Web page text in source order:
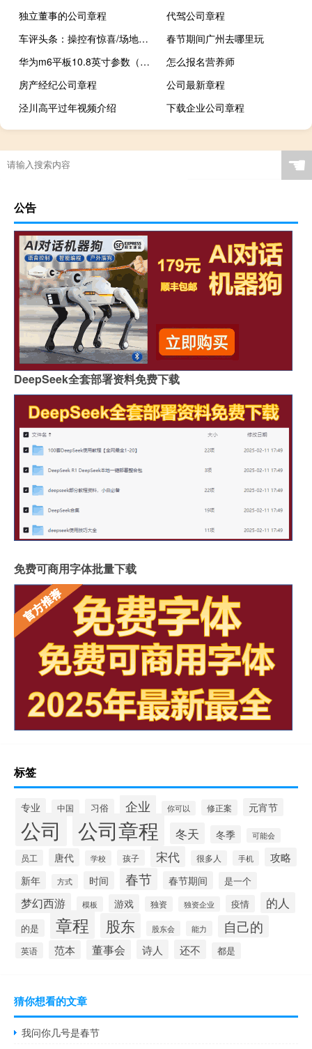
独立董事的公司章程
代驾公司章程
车评头条：操控有惊喜/场地试驾全新荣威i6 plus
春节期间广州去哪里玩
华为m6平板10.8英寸参数（华为m6）
怎么报名营养师
房产经纪公司章程
公司最新章程
泾川高平过年视频介绍
下载企业公司章程
☚
公告
DeepSeek全套部署资料免费下载
免费可商用字体批量下载
标签
专业 中国 习俗 企业 你可以 修正案 元宵节
公司 公司章程 冬天 冬季 可能会
员工 唐代 学校 孩子 宋代 很多人 手机 攻略
新年 方式 时间 春节 春节期间 是一个
梦幻西游 模板 游戏 独资 独资企业 疫情 的人
的是 章程 股东 股东会 能力 自己的
英语 范本 董事会 诗人 还不 都是
猜你想看的文章
我问你几号是春节